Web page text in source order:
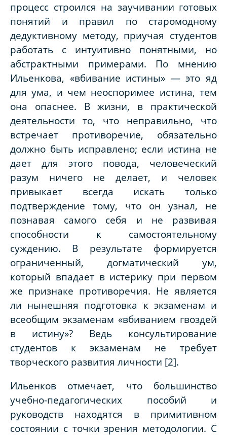
процесс строился на заучивании готовых
понятий и правил по старомодному
дедуктивному методу, приучая студентов
работать с интуитивно понятными, но
абстрактными примерами. По мнению
Ильенкова, «вбивание истины» — это яд
для ума, и чем неоспоримее истина, тем
она опаснее. В жизни, в практической
деятельности то, что неправильно, что
встречает противоречие, обязательно
должно быть исправлено; если истина не
дает для этого повода, человеческий
разум ничего не делает, и человек
привыкает всегда искать только
подтверждение тому, что он узнал, не
познавая самого себя и не развивая
способности к самостоятельному
суждению. В результате формируется
ограниченный, догматический ум,
который впадает в истерику при первом
же признаке противоречия. Не является
ли нынешняя подготовка к экзаменам и
всеобщим экзаменам «вбиванием гвоздей
в истину»? Ведь консультирование
студентов к экзаменам не требует
творческого развития личности [2].
Ильенков отмечает, что большинство
учебно-педагогических пособий и
руководств находятся в примитивном
состоянии с точки зрения методологии. С